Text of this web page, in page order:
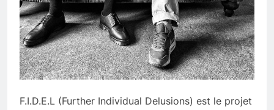
F.I.D.E.L (Further Individual Delusions) est le projet